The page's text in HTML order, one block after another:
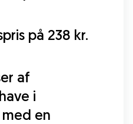
på 238 kr.
af
i
en